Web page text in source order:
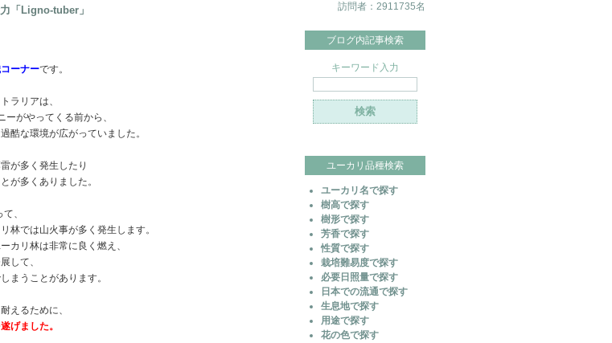
「Ligno-tuber」
ーナーです。
ラリアは、
がやってくる前から、
酷な環境が広がっていました。
が多く発生したり
が多くありました。
、
林では山火事が多く発生します。
カリ林は非常に良く燃え、
して、
まうことがあります。
えるために、
げました。
訪問者：2911735名
ブログ内記事検索
キーワード入力
ユーカリ品種検索
ユーカリ名で探す
樹高で探す
樹形で探す
芳香で探す
性質で探す
栽培難易度で探す
必要日照量で探す
日本での流通で探す
生息地で探す
用途で探す
花の色で探す